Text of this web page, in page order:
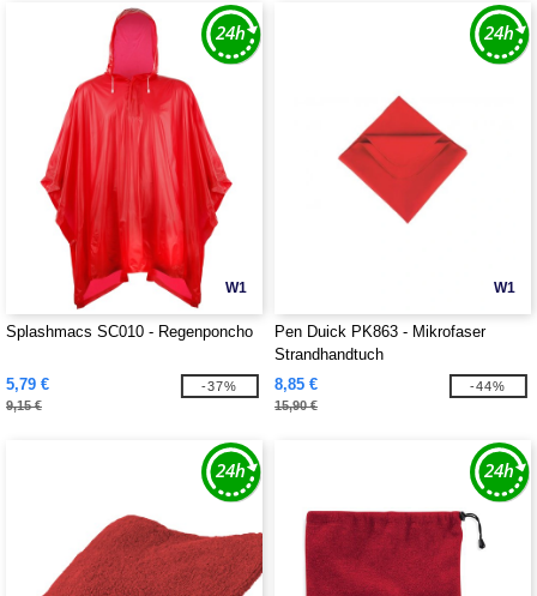
W1
Splashmacs SC010 - Regenponcho
5,79 €
9,15 €
-37%
W1
Pen Duick PK863 - Mikrofaser
Strandhandtuch
8,85 €
15,90 €
-44%